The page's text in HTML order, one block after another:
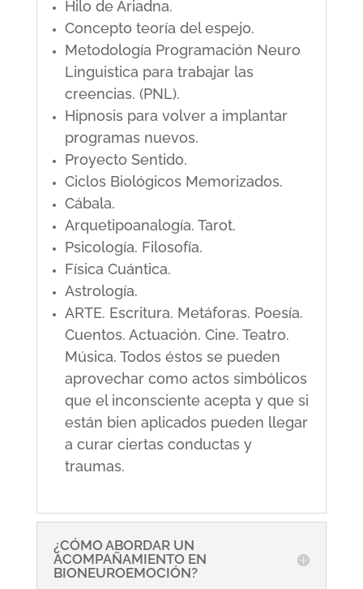
Hilo de Ariadna.
Concepto teoría del espejo.
Metodología Programación Neuro
Linguistica para trabajar las
creencias. (PNL).
Hipnosis para volver a implantar
programas nuevos.
Proyecto Sentido.
Ciclos Biológicos Memorizados.
Cábala.
Arquetipoanalogía. Tarot.
Psicología. Filosofía.
Física Cuántica.
Astrología.
ARTE. Escritura. Metáforas. Poesía.
Cuentos. Actuación. Cine. Teatro.
Música. Todos éstos se pueden
aprovechar como actos simbólicos
que el inconsciente acepta y que si
están bien aplicados pueden llegar
a curar ciertas conductas y
traumas.
¿CÓMO ABORDAR UN
ACOMPAÑAMIENTO EN
BIONEUROEMOCIÓN?